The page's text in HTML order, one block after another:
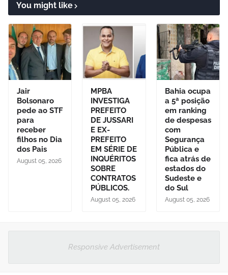
You might like
Jair
Bolsonaro
pede ao STF
para
receber
filhos no Dia
dos Pais
August 05, 2026
MPBA
INVESTIGA
PREFEITO
DE JUSSARI
E EX-
PREFEITO
EM SÉRIE DE
INQUÉRITOS
SOBRE
CONTRATOS
PÚBLICOS.
August 05, 2026
Bahia ocupa
a 5ª posição
em ranking
de despesas
com
Segurança
Pública e
fica atrás de
estados do
Sudeste e
do Sul
August 05, 2026
Responsive Advertisement